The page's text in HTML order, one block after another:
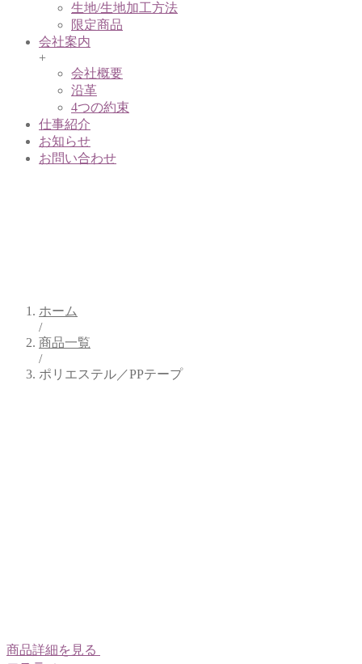
生地/生地加工方法
限定商品
会社案内
+
会社概要
沿革
4つの約束
仕事紹介
お知らせ
お問い合わせ
ホーム
/
商品一覧
/
ポリエステル／PPテープ
商品詳細を見る